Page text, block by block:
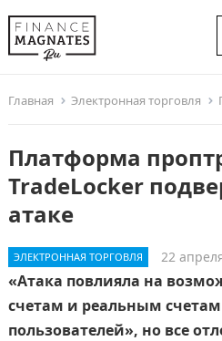
Главная Электронная торговля
Платформа
TradeLocker
атаке
ЭЛЕКТРОННАЯ ТОРГОВЛЯ 22
«Атака повлияла на
счетам и реальным
пользователей», но все